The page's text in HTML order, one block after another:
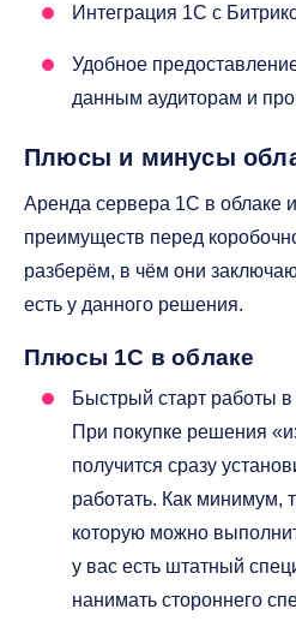
Интеграция 1С с
Удобное
данным аудиторам и
Плюсы и минусы
Аренда сервера 1С в облаке
преимуществ перед
разберём, в чём они
есть у данного решения.
Плюсы 1С в облаке
Быстрый старт работы
При покупке решения
получится сразу
работать. Как минимум,
которую можно
у вас есть штатный
нанимать стороннего